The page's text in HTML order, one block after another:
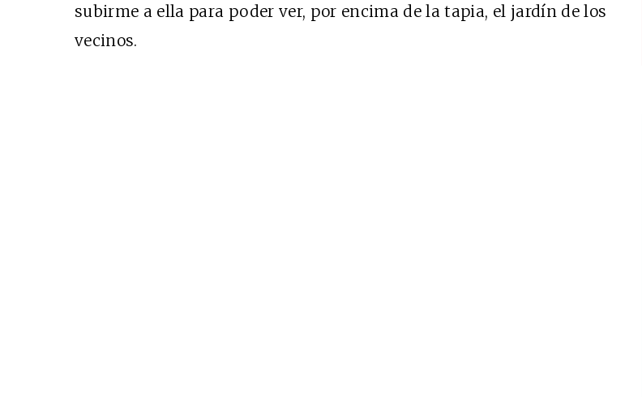
subirme a ella para poder ver, por encima de la tapia, el jardín de los
vecinos.
EDICIÓN MÉXICO